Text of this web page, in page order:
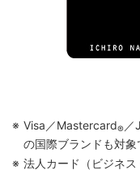
Visa／Mastercard® ／
の国際ブランドも対象
法人カード（ビジネ